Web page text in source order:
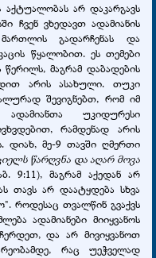
არ დაკარგავს
ჩვენ ვხედავთ ადამიანის
გადარჩენას და
წყალობით. ეს თემები
მაგრამ დაბადების
არის ასახული. თუკი
შევიგნებთ, რომ იმ
უკიდურესი
რამდენად არის
დიახ, მე-9 თავში ღმერთი
წარღვნა და აღარ მოვა
9:11), მაგრამ აქედან არ
თავს არ დაატყდება სხვა
როდესაც თვალწინ გვაქვს
ადამიანები მიიყვანოს
და არ მივიყვანოთ
რაც უეჭველად